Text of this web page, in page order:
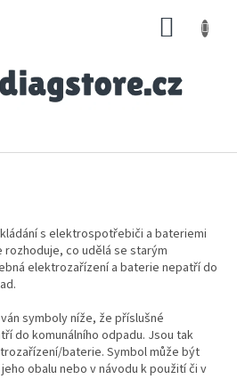
s elektrospotřebiči a bateriemi
rozhoduje, co udělá se starým
elektrozařízení a baterie nepatří do
symboly níže, že příslušné
do komunálního odpadu. Jsou tak
baterie. Symbol může být
obalu nebo v návodu k použití či v